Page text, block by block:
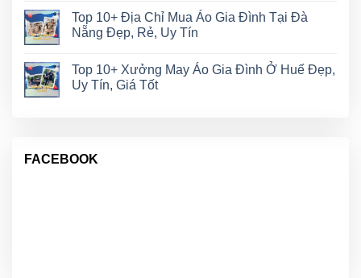
Top 10+ Địa Chỉ Mua Áo Gia Đình Tại Đà
Nẵng Đẹp, Rẻ, Uy Tín
Top 10+ Xưởng May Áo Gia Đình Ở Huế Đẹp,
Uy Tín, Giá Tốt
FACEBOOK